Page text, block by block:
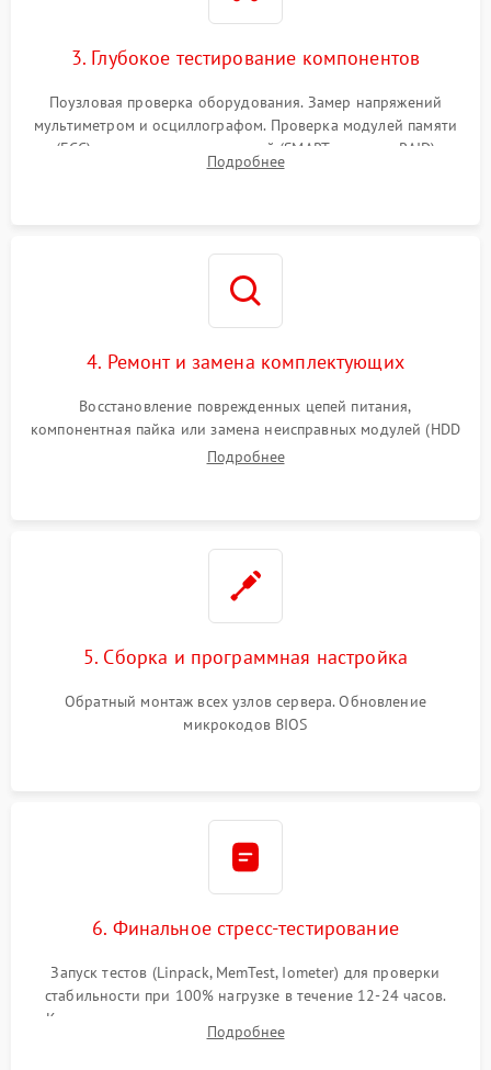
3. Глубокое тестирование компонентов
Поузловая проверка оборудования. Замер напряжений
мультиметром и осциллографом. Проверка модулей памяти
(ECC) и состояния накопителей (SMART, массивы RAID)
специализированными диагностическими утилитами.
Подробнее
4. Ремонт и замена комплектующих
Восстановление поврежденных цепей питания,
компонентная пайка или замена неисправных модулей (HDD
Подробнее
5. Сборка и программная настройка
Обратный монтаж всех узлов сервера. Обновление
микрокодов BIOS
6. Финальное стресс-тестирование
Запуск тестов (Linpack, MemTest, Iometer) для проверки
стабильности при 100% нагрузке в течение 12-24 часов.
Контроль температурных режимов, проверка отсутствия
троттлинга и подготовка сервера к выдаче.
Подробнее